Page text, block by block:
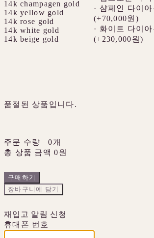
14k champagen gold
14k yellow gold
14k rose gold
14k white gold
14k beige gold
· 샴페인 다이아
(+70,000원)
· 화이트 다이아
(+230,000원)
품절된 상품입니다.
주문 수량
0개
총 상품 금액 0원
구매하기
장바구니에 담기
재입고 알림 신청
휴대폰 번호